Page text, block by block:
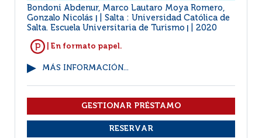
Bondoni Abdenur, Marco Lautaro Moya Romero,
Gonzalo Nicolás
Salta : Universidad Católica de
Salta. Escuela Universitaria de Turismo
2020
| En formato papel.
MÁS INFORMACIÓN...